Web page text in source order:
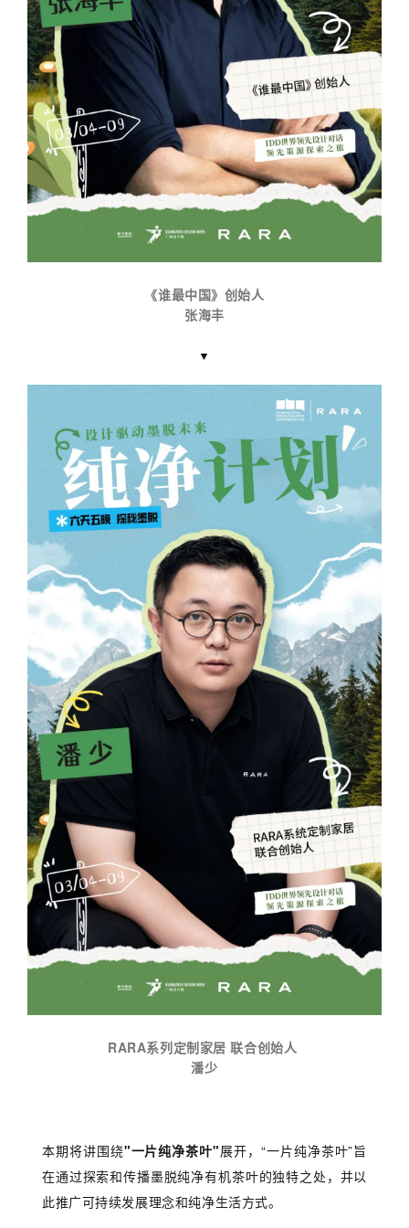
《谁最中国》创始人
张海丰
▼
RARA系列定制家居联合创始人
潘少
本期将讲围绕"一片纯净茶叶"展开，“一片纯净茶叶”旨
在通过探索和传播墨脱纯净有机茶叶的独特之处，并以
此推广可持续发展理念和纯净生活方式。